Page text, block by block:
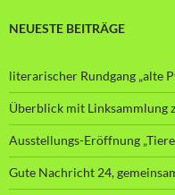
NEUESTE BEITRÄGE
literarischer Rundgang „alte
Überblick mit Linksammlung
Ausstellungs-Eröffnung
Gute Nachricht 24,